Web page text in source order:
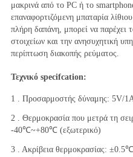
μακρινά από το PC ή το
επαναφορτιζόμενη μπαταρία
πλήρη δαπάνη, μπορεί να παρέχει
στοιχείων και την ανησυχητική
περίπτωση διακοπής ρεύματος.
Τεχνικό specifcation:
1 . Προσαρμοστής δύναμης: 5V/
2 . Θερμοκρασία που μετρά τη
-40℃~+80℃ (εξωτερικό)
3 . Ακρίβεια θερμοκρασίας: ±0.5℃